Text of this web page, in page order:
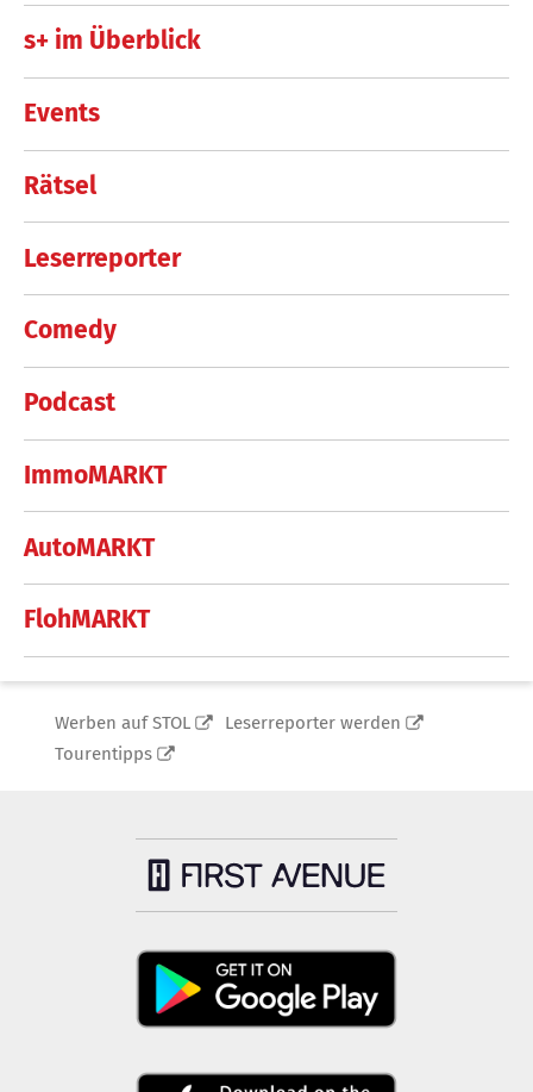
s+ im Überblick
Events
Rätsel
Leserreporter
Comedy
Podcast
ImmoMARKT
AutoMARKT
FlohMARKT
Werben auf STOL
Leserreporter werden
Tourentipps